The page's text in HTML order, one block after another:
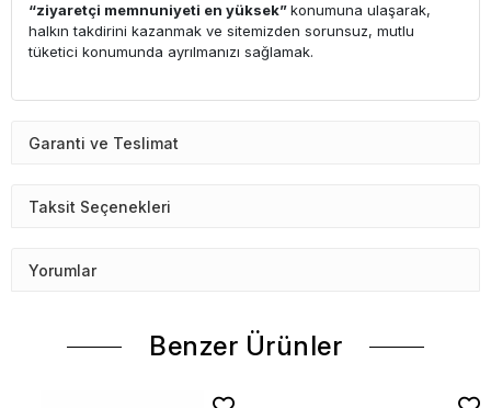
“ziyaretçi memnuniyeti en yüksek”konumuna ulaşarak,
halkın takdirini kazanmak ve sitemizden sorunsuz, mutlu
tüketici konumunda ayrılmanızı sağlamak.
Garanti ve Teslimat
Taksit Seçenekleri
Yorumlar
Benzer Ürünler